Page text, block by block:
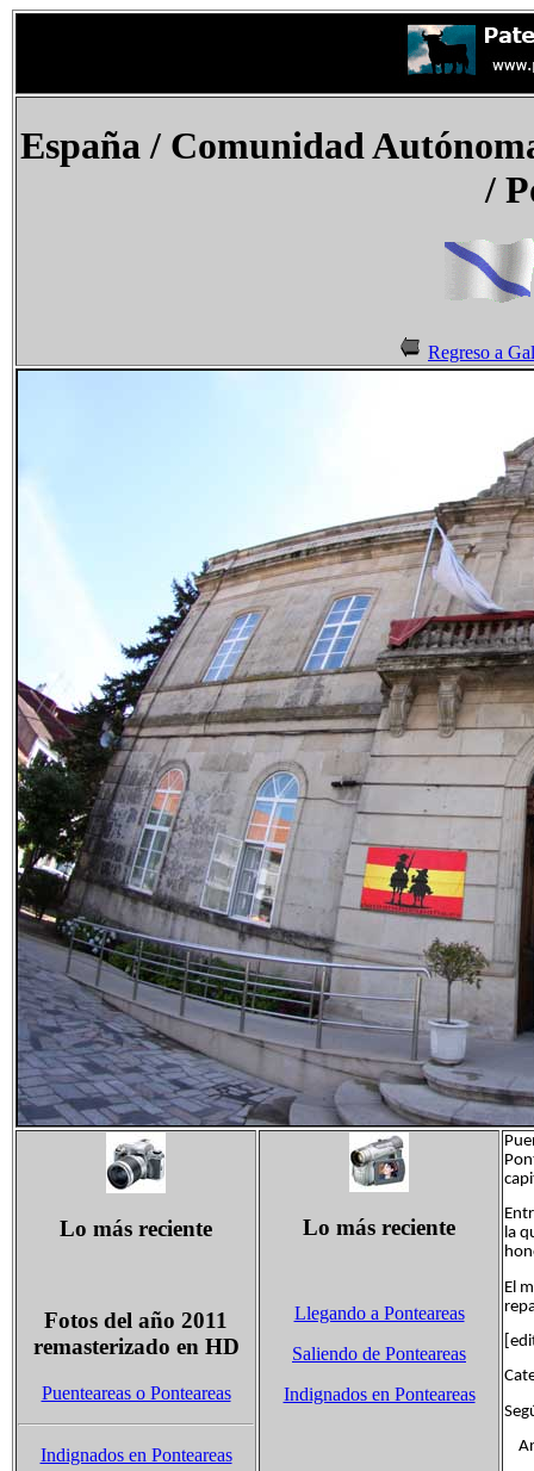
España / Comunidad
/
Regreso a
Lo más reciente
Fotos del año 2011
remasterizado en HD
Puenteareas o Ponteareas
Indignados en Ponteareas
Lo más reciente
Llegando a Ponteareas
Saliendo de Ponteareas
Indignados en Ponteareas
la
El